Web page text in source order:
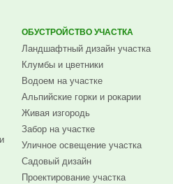
ОБУСТРОЙСТВО УЧАСТКА
Ландшафтный дизайн участка
Клумбы и цветники
Водоем на участке
Альпийские горки и рокарии
Живая изгородь
Забор на участке
Уличное освещение участка
Садовый дизайн